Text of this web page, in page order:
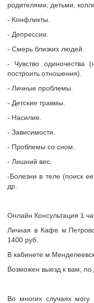
родителями, детьми,
- Конфликты.
- Депрессии.
- Смерь близких людей.
- Чувство одиночества
построить отношения).
- Личные проблемы.
- Детские травмы.
- Насилие.
- Зависимости.
- Проблемы со сном.
- Лишний вес.
-Болезни в теле (поиск
др.
Онлайн Консультация 1
Личная в Кафе
1400 руб.
В кабинете
Возможен выезд к вам, по
Во многих случаях